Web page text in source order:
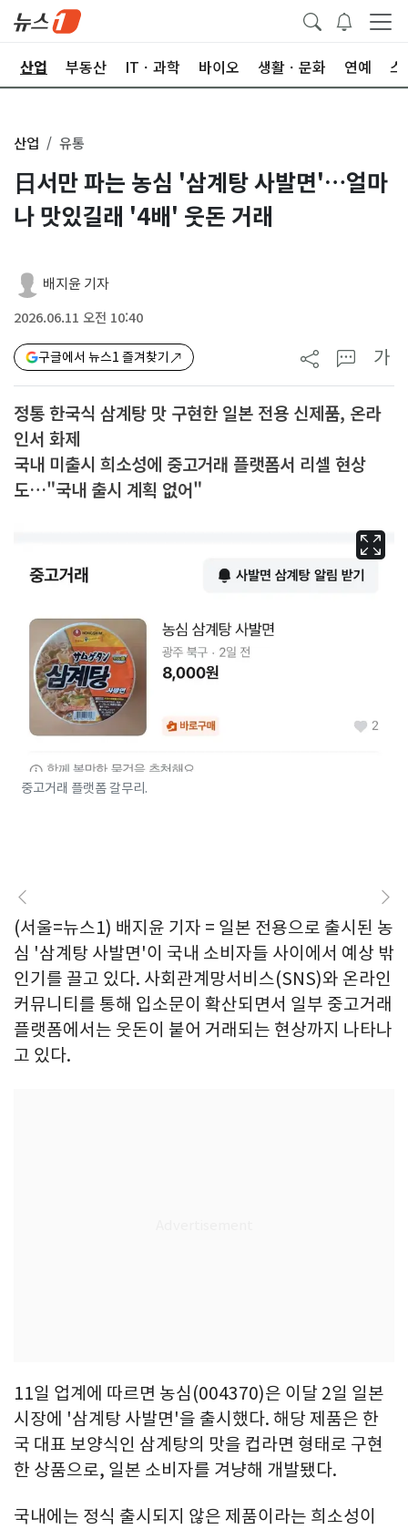
산업 부동산 ITㆍ과학 바이오 생활ㆍ문화 연예 스
산업 유통
日서만 파는 농심 '삼계탕 사발면'…얼마
나 맛있길래 '4배' 웃돈 거래
배지윤 기자
2026.06.11 오전 10:40
구글에서 뉴스1 즐겨찾기 가
정통 한국식 삼계탕 맛 구현한 일본 전용 신제품, 온라
인서 화제
국내 미출시 희소성에 중고거래 플랫폼서 리셀 현상
도…"국내 출시 계획 없어"
중고거래 플랫폼 갈무리.
(서울=뉴스1) 배지윤 기자 = 일본 전용으로 출시된 농
심 '삼계탕 사발면'이 국내 소비자들 사이에서 예상 밖
인기를 끌고 있다. 사회관계망서비스(SNS)와 온라인
커뮤니티를 통해 입소문이 확산되면서 일부 중고거래
플랫폼에서는 웃돈이 붙어 거래되는 현상까지 나타나
고 있다.
11일 업계에 따르면 농심(004370)은 이달 2일 일본
시장에 '삼계탕 사발면'을 출시했다. 해당 제품은 한
국 대표 보양식인 삼계탕의 맛을 컵라면 형태로 구현
한 상품으로, 일본 소비자를 겨냥해 개발됐다.
국내에는 정식 출시되지 않은 제품이라는 희소성이